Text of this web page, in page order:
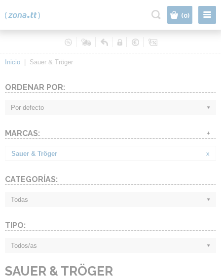
(0)
Inicio Sauer & Tröger
ORDENAR POR:
Por defecto
MARCAS: +
Sauer & Tröger x
CATEGORÍAS:
Todas
TIPO:
Todos/as
SAUER & TRÖGER